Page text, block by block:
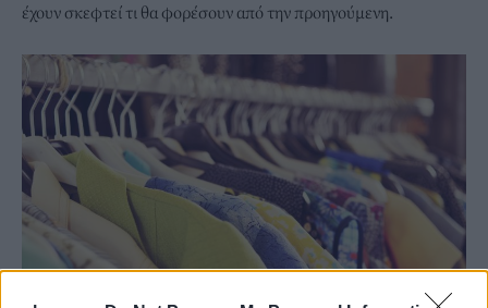
έχουν σκεφτεί τι θα φορέσουν από την προηγούμενη.